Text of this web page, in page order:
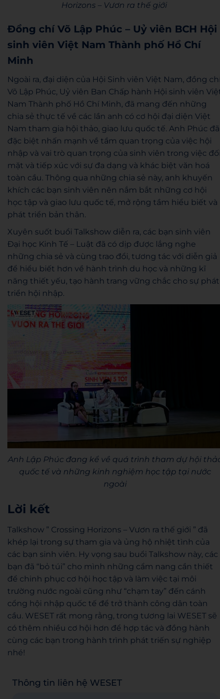
Horizons – Vươn ra thế giới
Đồng chí Võ Lập Phúc – Uỷ viên BCH Hội
sinh viên Việt Nam Thành phố Hồ Chí
Minh
Ngoài ra, đại diện của Hội Sinh viên Việt Nam, đồng
Võ Lập Phúc, Uỷ viên Ban Chấp hành Hội sinh viên
Nam Thành phố Hồ Chí Minh, đã mang đến những
chia sẻ thực tế về các lần anh có cơ hội đại diện Việt
Nam tham gia hội thảo, giao lưu quốc tế. Anh Phúc đã
đặc biệt nhấn mạnh về tầm quan trọng của việc hội
nhập và vai trò quan trọng của sinh viên trong việc
mặt và tiếp xúc với sự đa dạng và khác biệt văn hoá
toàn cầu. Thông qua những chia sẻ này, anh khuyến
khích các bạn sinh viên nên nắm bắt những cơ hội
học tập và giao lưu quốc tế, mở rộng tầm hiểu biết và
phát triển bản thân.
Xuyên suốt buổi Talkshow diễn ra, các bạn sinh viên
Đại học Kinh Tế – Luật đã có dịp được lắng nghe
những chia sẻ và cùng trao đổi, tương tác với diễn giả
để hiểu biết hơn về hành trình du học và những kĩ
năng thiết yếu, tạo hành trang vững chắc cho sự phát
triển hội nhập.
Anh Lập Phúc đang kể về quá trình tham dự hội
quốc tế và những kinh nghiệm học tập tại nước
ngoài
Lời kết
Talkshow ” Crossing Horizons – Vươn ra thế giới ” đã
khép lại trong sự tham gia và ủng hộ nhiệt tình của
các bạn sinh viên. Hy vọng sau buổi Talkshow này, các
bạn đã “bỏ túi” cho mình những cẩm nang cần thiết
để chinh phục cơ hội học tập và làm việc tại môi
trường nước ngoài cũng như “chạm tay” đến cánh
cổng hội nhập quốc tế để trở thành công dân toàn
cầu. WESET rất mong rằng, trong tương lai WESET sẽ
có thêm nhiều cơ hội hơn để hợp tác và đồng hành
cùng các bạn trong hành trình phát triến sự nghiệp
nhé!
Thông tin liên hệ WESET